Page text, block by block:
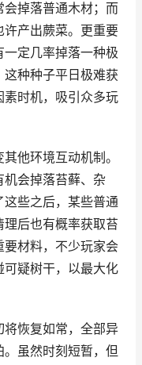
会掉落普通木材；而
产出蕨菜。更重要
定几率掉落一种极
种种子平日极难获
时机，吸引众多玩
他环境互动机制。
机会掉落苔藓、杂
些之后，某些普通
后也有概率获取苔
材料，不少玩家会
疑树干，以最大化
恢复如常，全部异
虽然时刻短暂，但